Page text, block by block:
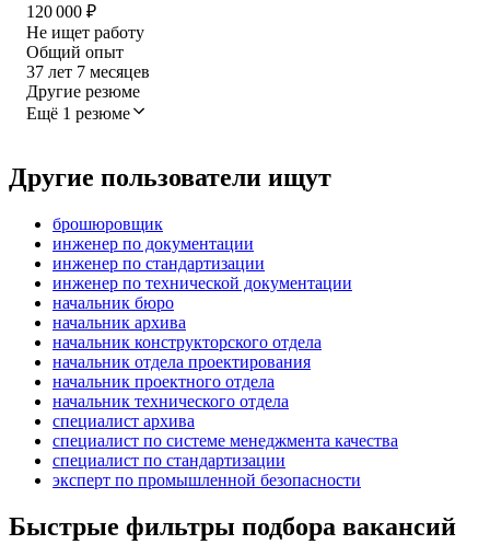
120 000 ₽
Не ищет работу
Общий опыт
37 лет 7 месяцев
Другие резюме
Ещё 1 резюме
Другие пользователи ищут
брошюровщик
инженер по документации
инженер по стандартизации
инженер по технической документации
начальник бюро
начальник архива
начальник конструкторского отдела
начальник отдела проектирования
начальник проектного отдела
начальник технического отдела
специалист архива
специалист по системе менеджмента качества
специалист по стандартизации
эксперт по промышленной безопасности
Быстрые фильтры подбора вакансий